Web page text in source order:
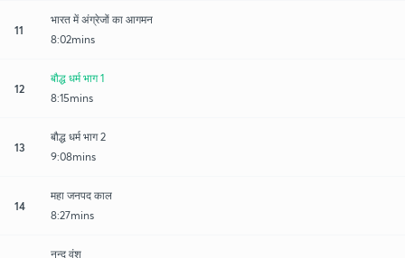
11
भारत में अंग्रेजों का आगमन
8:02mins
12
बौद्ध धर्म भाग 1
8:15mins
13
बौद्ध धर्म भाग 2
9:08mins
14
महा जनपद काल
8:27mins
नन्द वंश